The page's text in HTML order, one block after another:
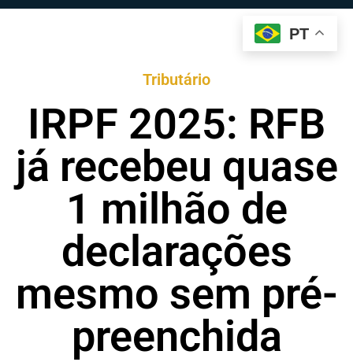
Tributário
IRPF 2025: RFB
já recebeu quase
1 milhão de
declarações
mesmo sem pré-
preenchida
PT